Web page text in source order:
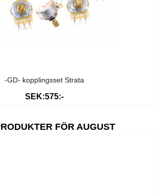
-GD- kopplingsset Strata
SEK:575:-
FÖR AUGUST